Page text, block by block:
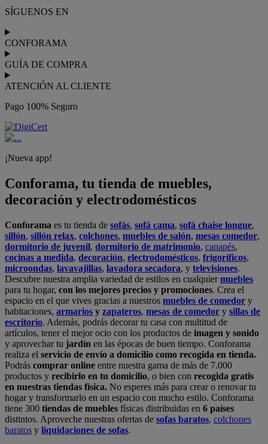
SÍGUENOS EN
CONFORAMA
GUÍA DE COMPRA
ATENCIÓN AL CLIENTE
Pago 100% Seguro
¡Nueva app!
Conforama, tu tienda de muebles,
decoración y electrodomésticos
Conforama es tu tienda de sofás, sofá cama, sofá chaise longue,
sillón, sillón relax, colchones, muebles de salón, mesas comedor,
dormitorio de juvenil, dormitorio de matrimonio, canapés,
cocinas a medida, decoración, electrodomésticos, frigoríficos,
microondas, lavavajillas, lavadora secadora, y televisiones.
Descubre nuestra amplia variedad de estilos en cualquiermuebles
para tu hogar, con los mejores precios y promociones. Crea el
espacio en el que vives gracias a nuestros muebles de comedor y
habitaciones, armarios y zapateros, mesas de comedor y sillas de
escritorio. Además, podrás decorar tu casa con multitud de
artículos, tener el mejor ocio con los productos de imagen y sonido
y aprovechar tu jardín en las épocas de buen tiempo. Conforama
realiza el servicio de envío a domicilio como recogida en tienda.
Podrás comprar online entre nuestra gama de más de 7.000
productos y recibirlo en tu domicilio, o bien con recogida gratis
en nuestras tiendas física. No esperes más para crear o renovar tu
hogar y transformarlo en un espacio con mucho estilo. Conforama
tiene 300 tiendas de muebles físicas distribuidas en 6 países
distintos. Aproveche nuestras ofertas de sofas baratos, colchones
baratos y liquidaciones de sofas.